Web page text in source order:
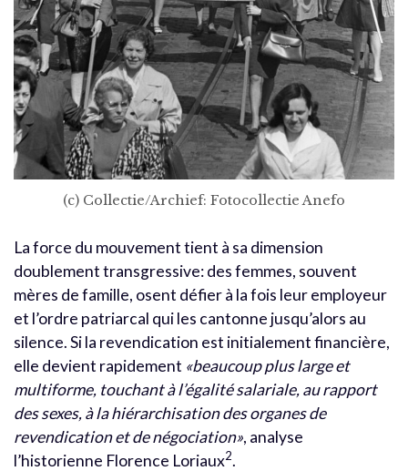
(c) Collectie/Archief: Fotocollectie Anefo
La force du mouvement tient à sa dimension
doublement transgressive: des femmes, souvent
mères de famille, osent défier à la fois leur employeur
et l’ordre patriarcal qui les cantonne jusqu’alors au
silence. Si la revendication est initialement financière,
elle devient rapidement «beaucoup plus large et
multiforme, touchant à l’égalité salariale, au rapport
des sexes, à la hiérarchisation des organes de
revendication et de négociation», analyse
l’historienne Florence Loriaux2.